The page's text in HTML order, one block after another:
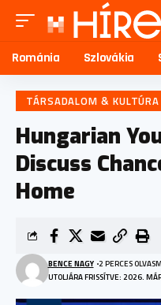
Románia Szlovákia
TÁRSADALOM & KULTÚRA
Hungarian
Discuss
Home
UTOLJÁRA FRISSÍTVE: 2026.
BENCE NAGY 2 PERCES